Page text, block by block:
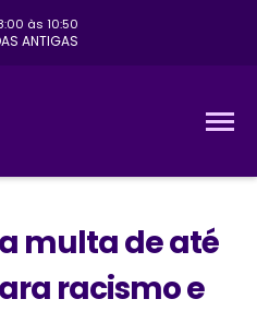
às 10:50
ANTIGAS
multa de até
racismo e